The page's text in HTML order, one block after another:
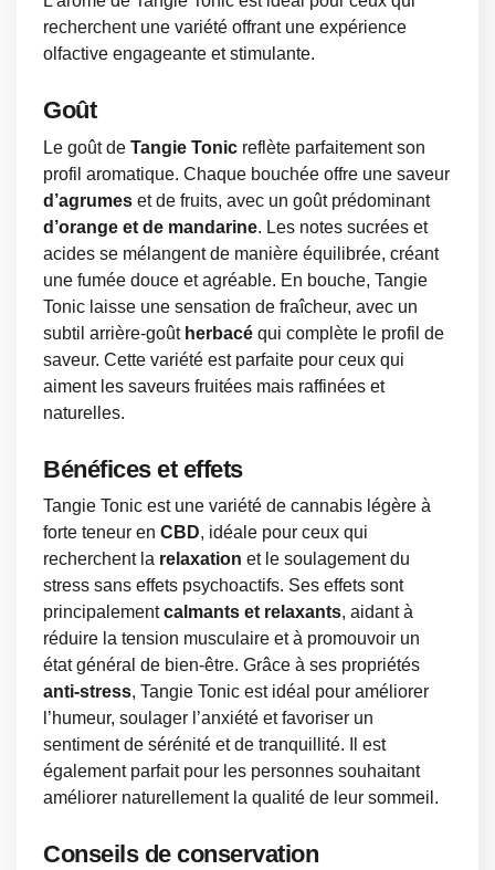
recherchent une variété offrant une expérience
olfactive engageante et stimulante.
Goût
Le goût de Tangie Tonic reflète parfaitement son
profil aromatique. Chaque bouchée offre une saveur
d’agrumes et de fruits, avec un goût prédominant
d’orange et de mandarine. Les notes sucrées et
acides se mélangent de manière équilibrée, créant
une fumée douce et agréable. En bouche, Tangie
Tonic laisse une sensation de fraîcheur, avec un
subtil arrière-goût herbacé qui complète le profil de
saveur. Cette variété est parfaite pour ceux qui
aiment les saveurs fruitées mais raffinées et
naturelles.
Bénéfices et effets
Tangie Tonic est une variété de cannabis légère à
forte teneur en CBD, idéale pour ceux qui
recherchent la relaxation et le soulagement du
stress sans effets psychoactifs. Ses effets sont
principalementcalmants et relaxants, aidant à
réduire la tension musculaire et à promouvoir un
état général de bien-être. Grâce à ses propriétés
anti-stress, Tangie Tonic est idéal pour améliorer
l’humeur, soulager l’anxiété et favoriser un
sentiment de sérénité et de tranquillité. Il est
également parfait pour les personnes souhaitant
améliorer naturellement la qualité de leur sommeil.
Conseils de conservation